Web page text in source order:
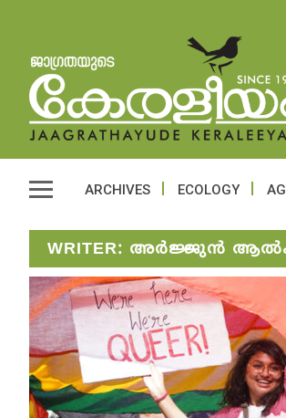
ARCHIVES ECOLOGY
WRITER: അർജ്ജുൻ